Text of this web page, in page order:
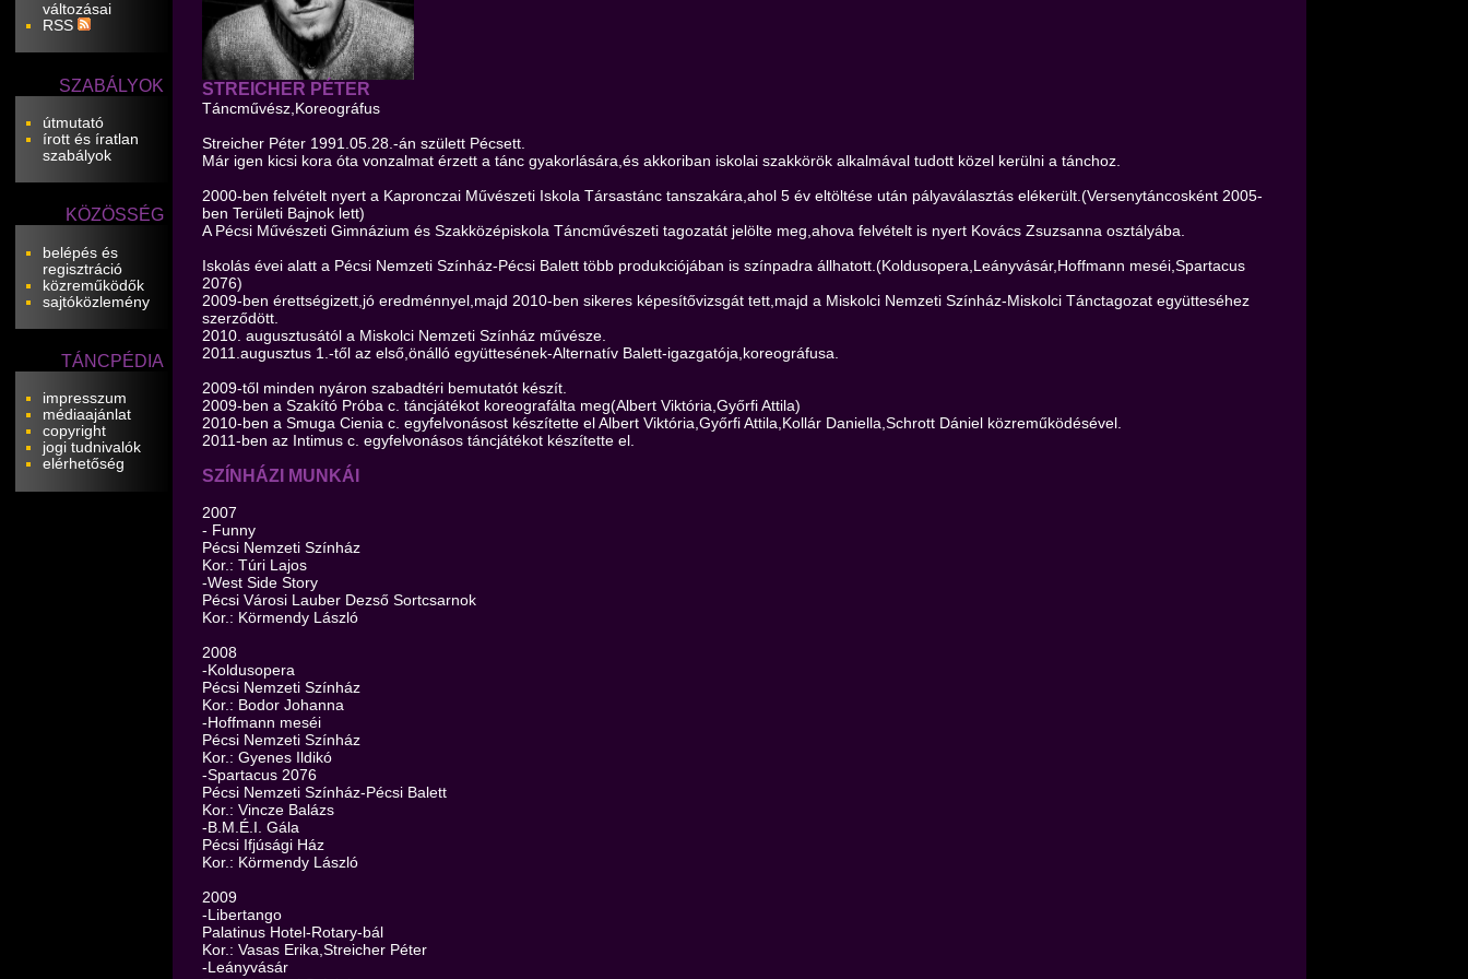
változásai
RSS
SZABÁLYOK
útmutató
írott és íratlan
szabályok
KÖZÖSSÉG
belépés és
regisztráció
közreműködők
sajtóközlemény
TÁNCPÉDIA
impresszum
médiaajánlat
copyright
jogi tudnivalók
elérhetőség
STREICHER PÉTER
Táncművész,Koreográfus
Streicher Péter 1991.05.28.-án születt Pécsett.
Már igen kicsi kora óta vonzalmat érzett a tánc gyakorlására,és akkoriban iskolai szakkörök alkalmával tudott közel kerülni a tánchoz.
2000-ben felvételt nyert a Kapronczai Művészeti Iskola Társastánc tanszakára,ahol 5 év eltöltése után pályaválasztás elékerült.(Versenytáncosként 2005-
ben Területi Bajnok lett)
A Pécsi Művészeti Gimnázium és Szakközépiskola Táncművészeti tagozatát jelölte meg,ahova felvételt is nyert Kovács Zsuzsanna osztályába.
Iskolás évei alatt a Pécsi Nemzeti Színház-Pécsi Balett több produkciójában is színpadra állhatott.(Koldusopera,Leányvásár,Hoffmann meséi,Spartacus
2076)
2009-ben érettségizett,jó eredménnyel,majd 2010-ben sikeres képesítővizsgát tett,majd a Miskolci Nemzeti Színház-Miskolci Tánctagozat együtteséhez
szerződött.
2010. augusztusától a Miskolci Nemzeti Színház művésze.
2011.augusztus 1.-től az első,önálló együttesének-Alternatív Balett-igazgatója,koreográfusa.
2009-től minden nyáron szabadtéri bemutatót készít.
2009-ben a Szakító Próba c. táncjátékot koreografálta meg(Albert Viktória,Győrfi Attila)
2010-ben a Smuga Cienia c. egyfelvonásost készítette el Albert Viktória,Győrfi Attila,Kollár Daniella,Schrott Dániel közreműködésével.
2011-ben az Intimus c. egyfelvonásos táncjátékot készítette el.
SZÍNHÁZI MUNKÁI
2007
- Funny
Pécsi Nemzeti Színház
Kor.: Túri Lajos
-West Side Story
Pécsi Városi Lauber Dezső Sortcsarnok
Kor.: Körmendy László
2008
-Koldusopera
Pécsi Nemzeti Színház
Kor.: Bodor Johanna
-Hoffmann meséi
Pécsi Nemzeti Színház
Kor.: Gyenes Ildikó
-Spartacus 2076
Pécsi Nemzeti Színház-Pécsi Balett
Kor.: Vincze Balázs
-B.M.É.I. Gála
Pécsi Ifjúsági Ház
Kor.: Körmendy László
2009
-Libertango
Palatinus Hotel-Rotary-bál
Kor.: Vasas Erika,Streicher Péter
-Leányvásár